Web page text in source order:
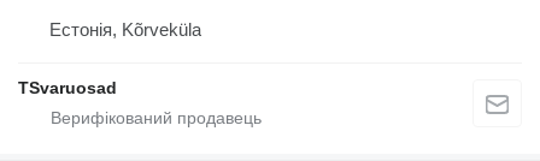
Естонія, Kõrveküla
TSvaruosad